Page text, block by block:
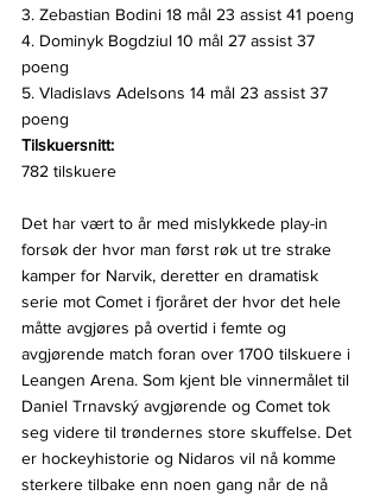
3. Zebastian Bodini 18 mål 23 assist 41 poeng
4. Dominyk Bogdziul 10 mål 27 assist 37
poeng
5. Vladislavs Adelsons 14 mål 23 assist 37
poeng
Tilskuersnitt:
782 tilskuere
Det har vært to år med mislykkede play-in
forsøk der hvor man først røk ut tre strake
kamper for Narvik, deretter en dramatisk
serie mot Comet i fjoråret der hvor det hele
måtte avgjøres på overtid i femte og
avgjørende match foran over 1700 tilskuere i
Leangen Arena. Som kjent ble vinnermålet til
Daniel Trnavský avgjørende og Comet tok
seg videre til trøndernes store skuffelse. Det
er hockeyhistorie og Nidaros vil nå komme
sterkere tilbake enn noen gang når de nå